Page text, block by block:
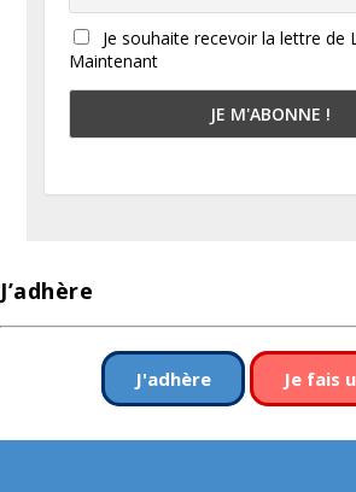
Je souhaite recevoir la lettre de
Maintenant
J’adhère
J'adhère Je fais